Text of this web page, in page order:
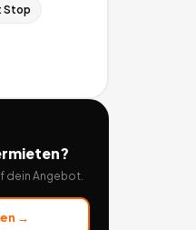
Stop
dein Angebot.
→